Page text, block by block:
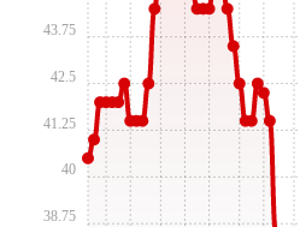
38.75
40
41.25
42.5
43.75